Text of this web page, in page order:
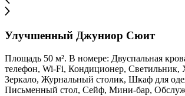
Улучшенный Джуниор Сюит
Площадь 50 м². В номере: Двуспальная
телефон, Wi-Fi, Кондиционер, Светильник,
Зеркало, Журнальный столик, Шкаф для
Письменный стол, Сейф, Мини-бар,